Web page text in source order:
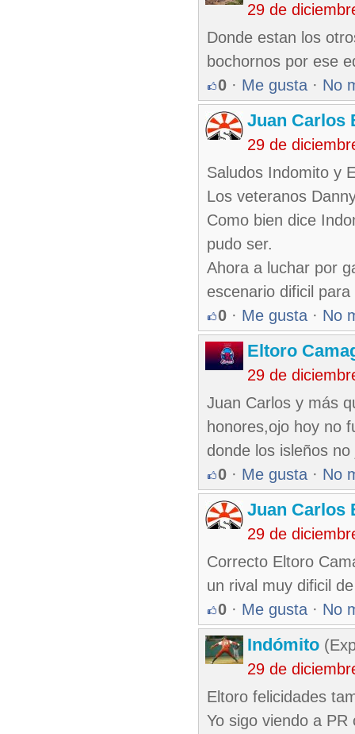
29 de
Donde estan los
bochornos por ese
0 · Me gusta · No
Juan Carlos
29 de
Saludos Indomito y
Los veteranos
Como bien dice
pudo ser.
Ahora a luchar por
escenario dificil
0 · Me gusta · No
Eltoro
29 de
Juan Carlos y más
honores,ojo hoy no
donde los isleños
0 · Me gusta · No
Juan Carlos
29 de
Correcto Eltoro
un rival muy dificil
0 · Me gusta · No
Indómito
29 de
Eltoro felicidades
Yo sigo viendo a